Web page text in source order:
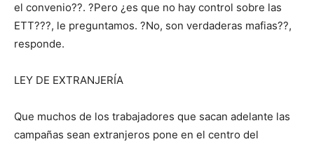
el convenio??. ?Pero ¿es que no hay control sobre las
ETT???, le preguntamos. ?No, son verdaderas mafias??,
responde.
LEY DE EXTRANJERÍA
Que muchos de los trabajadores que sacan adelante las
campañas sean extranjeros pone en el centro del